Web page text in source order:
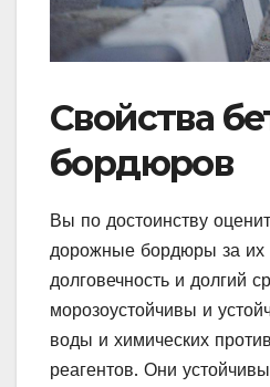
Свойства
бордюров
Вы по достоинству
дорожные бордюры за их
долговечность и долгий
морозоустойчивы и
воды и химических
реагентов. Они